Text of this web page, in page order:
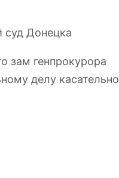
суд Донецка
зам генпрокурора
делу касательно